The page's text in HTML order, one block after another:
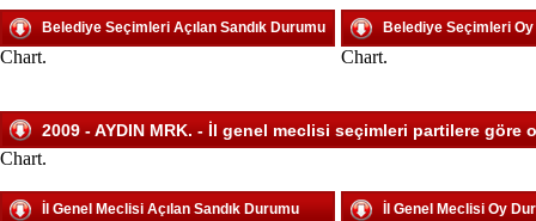
Belediye Seçimleri Açılan Sandık Durumu
Chart.
Belediye Seçimleri
Chart.
2009 - AYDIN MRK. - İl genel meclisi seçimleri partilere göre
Chart.
İl Genel Meclisi Açılan Sandık Durumu İl Genel Meclisi Oy